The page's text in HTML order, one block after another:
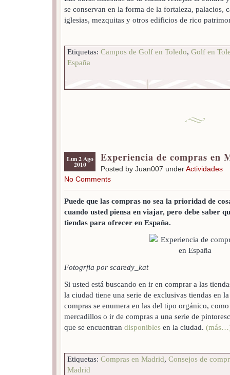
se conservan en la forma de la fortaleza, palacios,
iglesias, mezquitas y otros edificios de rico
Etiquetas: Campos de Golf en Toledo, Golf en
España
Lun 2 Ago
2010
Experiencia de compras en
Posted by Juan007 underActividades
No Comments
Puede que las compras no sea la prioridad de
cuando usted piensa en viajar, pero debe saber
tiendas para ofrecer en España.
Fotogrfía por scaredy_kat
Si usted está buscando en ir en comprar a las
la ciudad tiene una serie de exclusivas tiendas en
compras se enumera en las del tipo orgánico,
mercadillos o ir de compras a una serie de
que se encuentran disponibles en la ciudad.
Etiquetas: Compras en Madrid, Consejos de
Madrid